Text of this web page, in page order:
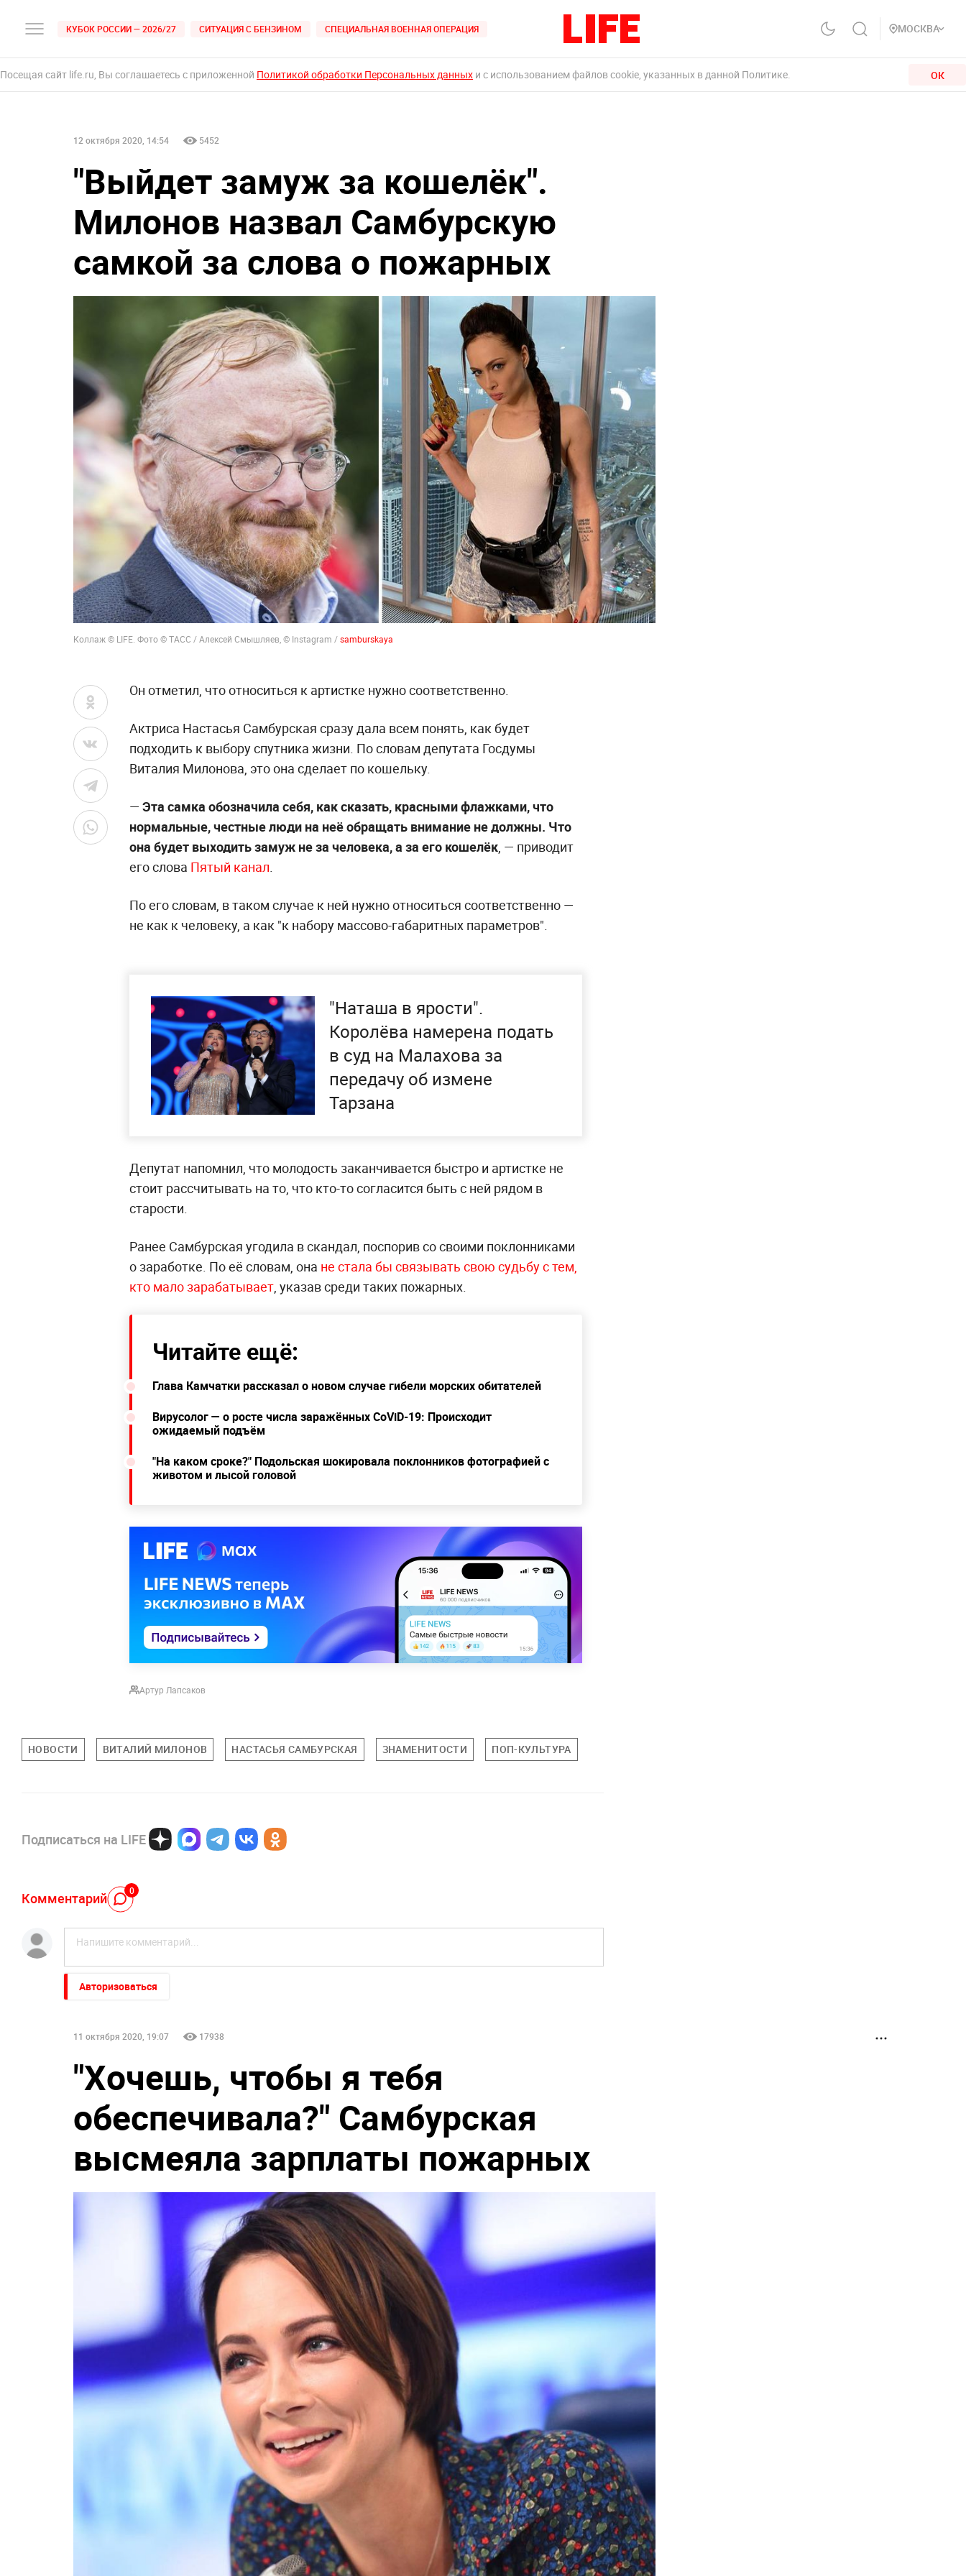
КУБОК РОССИИ — 2026/27 СИТУАЦИЯ С БЕНЗИНОМ СПЕЦИАЛЬНАЯ ВОЕННАЯ ОПЕРАЦИЯ МОСКВА
Посещая сайт life.ru, Вы соглашаетесь с приложенной Политикой обработки Персональных данных и с использованием файлов cookie, указанных в данной Политике. ОК
12 октября 2020, 14:54 5452
"Выйдет замуж за кошелёк".
Милонов назвал Самбурскую
самкой за слова о пожарных
Коллаж © LIFE. Фото © ТАСС / Алексей Смышляев, © Instagram /samburskaya
Он отметил, что относиться к артистке нужно соответственно.
Актриса Настасья Самбурская сразу дала всем понять, как будет
подходить к выбору спутника жизни. По словам депутата Госдумы
Виталия Милонова, это она сделает по кошельку.
— Эта самка обозначила себя, как сказать, красными флажками, что
нормальные, честные люди на неё обращать внимание не должны. Что
она будет выходить замуж не за человека, а за его кошелёк, — приводит
его слова Пятый канал.
По его словам, в таком случае к ней нужно относиться соответственно —
не как к человеку, а как "к набору массово-габаритных параметров".
"Наташа в ярости".
Королёва намерена подать
в суд на Малахова за
передачу об измене
Тарзана
Депутат напомнил, что молодость заканчивается быстро и артистке не
стоит рассчитывать на то, что кто-то согласится быть с ней рядом в
старости.
Ранее Самбурская угодила в скандал, поспорив со своими поклонниками
о заработке. По её словам, она не стала бы связывать свою судьбу с тем,
кто мало зарабатывает, указав среди таких пожарных.
Читайте ещё:
Глава Камчатки рассказал о новом случае гибели морских обитателей
Вирусолог — о росте числа заражённых CoViD-19: Происходит
ожидаемый подъём
"На каком сроке?" Подольская шокировала поклонников фотографией с
животом и лысой головой
Артур Лапсаков
НОВОСТИ ВИТАЛИЙ МИЛОНОВ НАСТАСЬЯ САМБУРСКАЯ ЗНАМЕНИТОСТИ ПОП-КУЛЬТУРА
Подписаться на LIFE
Комментарий 0
Авторизоваться
11 октября 2020, 19:07 17938
"Хочешь, чтобы я тебя
обеспечивала?" Самбурская
высмеяла зарплаты пожарных